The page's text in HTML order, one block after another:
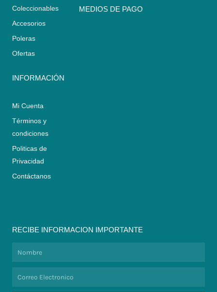
Coleccionables
Accesorios
Poleras
Ofertas
INFORMACIÓN
Mi Cuenta
Términos y
condiciones
Politicas de
Privacidad
Contáctanos
s
a
b
MEDIOS DE PAGO
RECIBE INFORMACION IMPORTANTE